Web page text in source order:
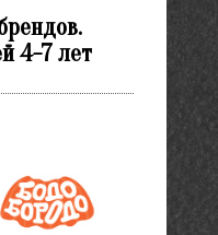
4-7 лет